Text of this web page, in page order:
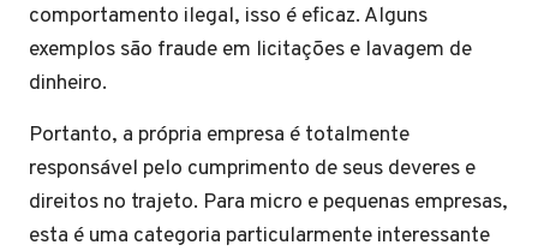
comportamento ilegal, isso é eficaz. Alguns
exemplos são fraude em licitações e lavagem de
dinheiro.
Portanto, a própria empresa é totalmente
responsável pelo cumprimento de seus deveres e
direitos no trajeto. Para micro e pequenas empresas,
esta é uma categoria particularmente interessante